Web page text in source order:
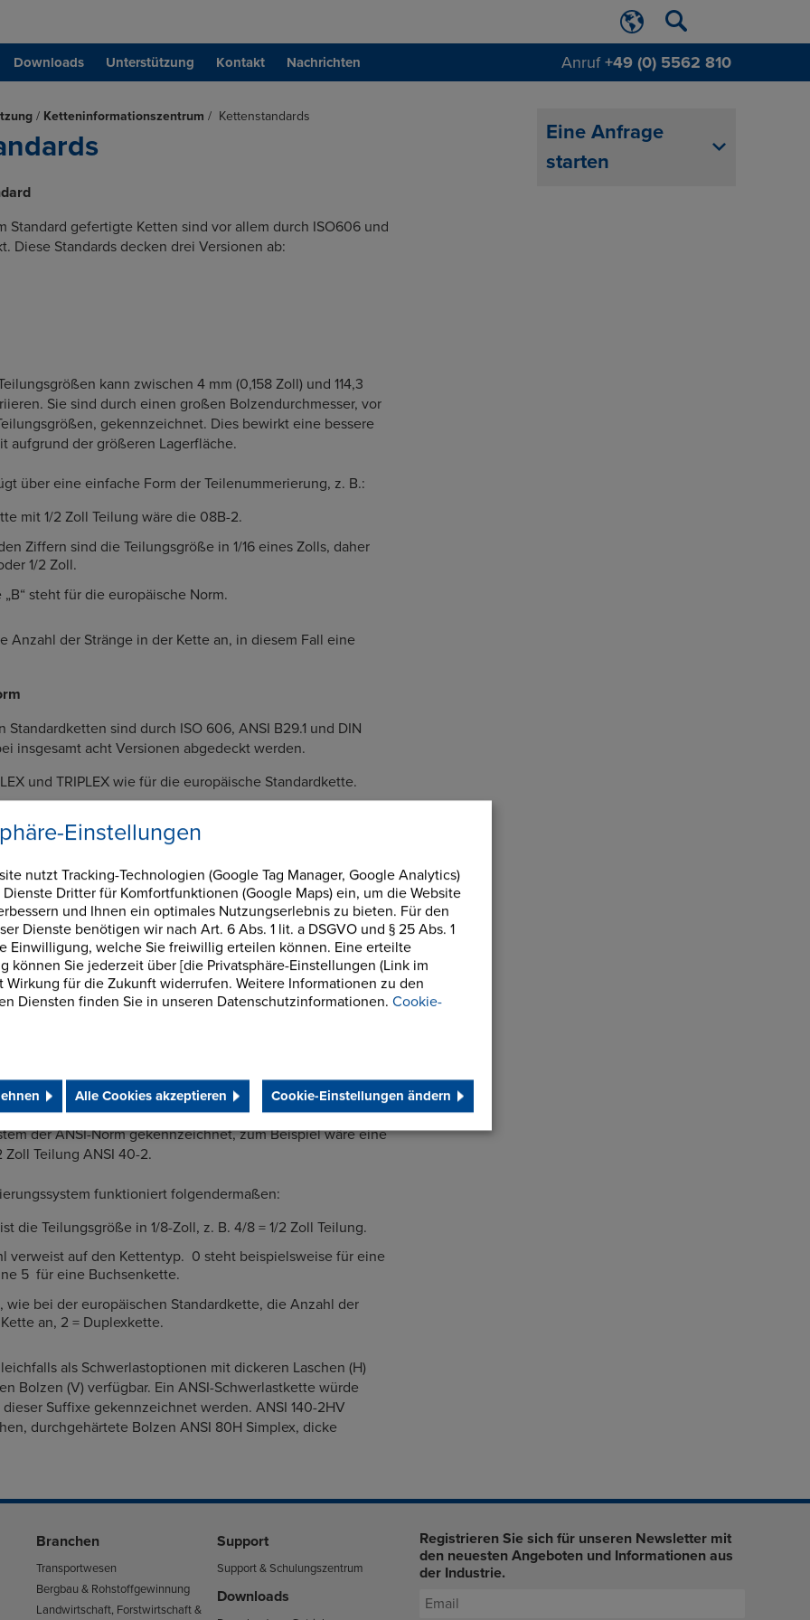
Downloads Unterstützung Kontakt Nachrichten Anruf+49 (0) 5562 810
Einstellungen
nutzt Tracking-Technologien (Google Tag Manager, Google Analytics)
Dritter für Komfortfunktionen (Google Maps) ein, um die Website
und Ihnen ein optimales Nutzungserlebnis zu bieten. Für den
Dienste benötigen wir nach Art. 6 Abs. 1 lit. a DSGVO und § 25 Abs. 1
Einwilligung, welche Sie freiwillig erteilen können. Eine erteilte
können Sie jederzeit über [die Privatsphäre-Einstellungen (Link im
Wirkung für die Zukunft widerrufen. Weitere Informationen zu den
Diensten finden Sie in unseren Datenschutzinformationen. Cookie-
Alle Cookies akzeptieren Cookie-Einstellungen ändern
/ Ketteninformationszentrum / Kettenstandards
Standard gefertigte Ketten sind vor allem durch ISO606 und
Diese Standards decken drei Versionen ab:
kann zwischen 4 mm (0,158 Zoll) und 114,3
Sie sind durch einen großen Bolzendurchmesser, vor
gekennzeichnet. Dies bewirkt eine bessere
aufgrund der größeren Lagerfläche.
über eine einfache Form der Teilenummerierung, z. B.:
mit 1/2 Zoll Teilung wäre die 08B-2.
Ziffern sind die Teilungsgröße in 1/16 eines Zolls, daher
1/2 Zoll.
„B“ steht für die europäische Norm.
Anzahl der Stränge in der Kette an, in diesem Fall eine
Standardketten sind durch ISO 606, ANSI B29.1 und DIN
insgesamt acht Versionen abgedeckt werden.
und TRIPLEX wie für die europäische Standardkette.
4 Stränge.
Stränge.
Litzen.
Stränge.
abgedeckten Teilungsgrößen weisen eine Teilung von 1/4
nach amerikanischer Norm verfügen über einen
als die vergleichbare Kette nach europäischer
ist daher im Vergleich zu den europäischen Standards
der 5/8" Zoll Kette. In diesem Fall sind Bolzen und
größer beim amerikanischem Standard.
werden in der Regel gemäß dem
der ANSI-Norm gekennzeichnet, zum Beispiel wäre eine
Zoll Teilung ANSI 40-2.
funktioniert folgendermaßen:
die Teilungsgröße in 1/8-Zoll, z. B. 4/8 = 1/2 Zoll Teilung.
verweist auf den Kettentyp. 0 steht beispielsweise für eine
5 für eine Buchsenkette.
wie bei der europäischen Standardkette, die Anzahl der
an, 2 = Duplexkette.
als Schwerlastoptionen mit dickeren Laschen (H)
Bolzen (V) verfügbar. Ein ANSI-Schwerlastkette würde
Suffixe gekennzeichnet werden. ANSI 140-2HV
durchgehärtete Bolzen ANSI 80H Simplex, dicke
Eine Anfrage
starten
Branchen
Transportwesen
Bergbau & Rohstoffgewinnung
Landwirtschaft, Forstwirtschaft &
Support
Support & Schulungszentrum
Downloads
Registrieren Sie sich für unseren Newsletter mit
den neuesten Angeboten und Informationen aus
der Industrie.